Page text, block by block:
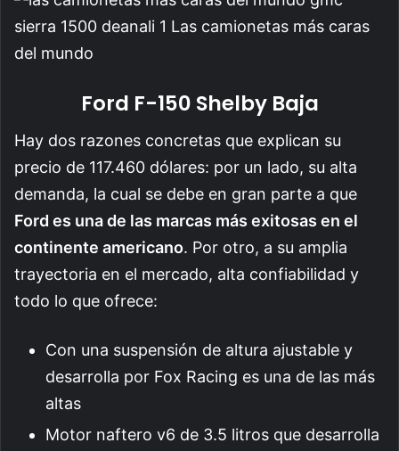
Ford F-150 Shelby Baja
Hay dos razones concretas que explican su
precio de 117.460 dólares: por un lado, su alta
demanda, la cual se debe en gran parte a que
Ford es una de las marcas más exitosas en el
continente americano. Por otro, a su amplia
trayectoria en el mercado, alta confiabilidad y
todo lo que ofrece:
Con una suspensión de altura ajustable y
desarrolla por Fox Racing es una de las más
altas
Motor naftero v6 de 3.5 litros que desarrolla